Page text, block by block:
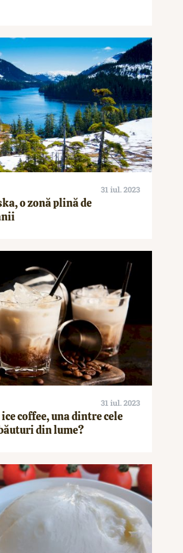
31 iul. 2023
o zonă plină de
31 iul. 2023
coffee, una dintre cele
din lume?